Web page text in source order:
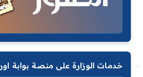
خدمات الوزارة على منصة بوابة اور